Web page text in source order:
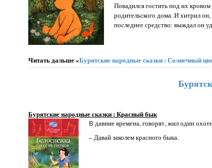
Повадился гостить под их
родительского дома. И хитрил
последнее средство: выждал он
Читать дальше «Бурятские народные сказки : Солнечный
Бурятские народные сказки : Красный бык
В давние времена, говорят, жил один
– Давай заколем красного быка.